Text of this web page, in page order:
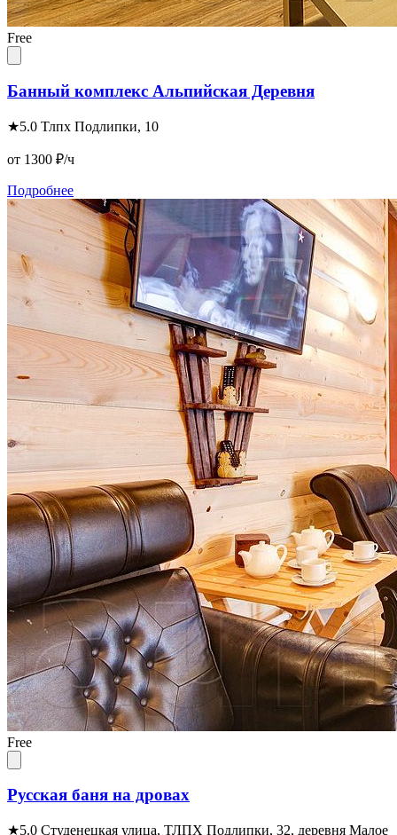
Free
Банный комплекс Альпийская Деревня
★5.0 Тлпх Подлипки, 10
от 1300 ₽/ч
Подробнее
Free
Русская баня на дровах
★5.0 Студенецкая улица, ТЛПХ Подлипки, 32, деревня Малое